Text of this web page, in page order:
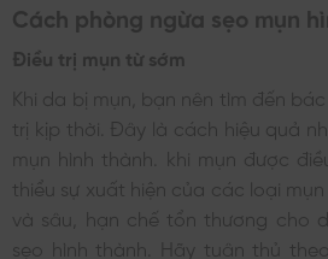
Cách phòng ngừa sẹo mụn
Điều trị mụn từ sớm
Khi da bị mụn, bạn nên tìm đến
trị kịp thời. Đây là cách hiệu quả
mụn hình thành. khi mụn được
thiểu sự xuất hiện của các loại
và sâu, hạn chế tổn thương cho
sẹo hình thành. Hãy tuân thủ